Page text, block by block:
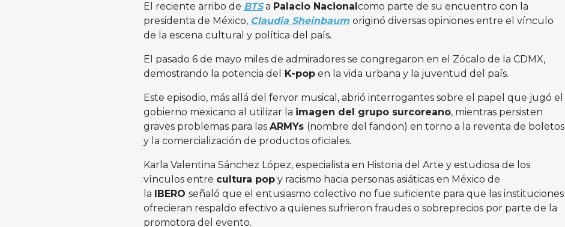
El reciente arribo de BTSa Palacio Nacional como parte de su encuentro con la
presidenta de México, Claudia Sheinbaum originó diversas opiniones entre el vínculo
de la escena cultural y política del país.
El pasado 6 de mayo miles de admiradores se congregaron en el Zócalo de la CDMX,
demostrando la potencia del
K-popen la vida urbana y la juventud del país.
Este episodio, más allá del fervor musical, abrió interrogantes sobre el papel que jugó el
gobierno mexicano al utilizar la imagen del grupo surcoreano, mientras persisten
graves problemas para las ARMYs (nombre del fandon) en torno a la reventa de boletos
y la comercialización de productos oficiales.
Karla Valentina Sánchez López, especialista en Historia del Arte y estudiosa de los
vínculos entre cultura popy racismo hacia personas asiáticas en México de
la
IBERO señaló que el entusiasmo colectivo no fue suficiente para que las instituciones
ofrecieran respaldo efectivo a quienes sufrieron fraudes o sobreprecios por parte de la
promotora del evento.